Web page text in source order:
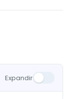
Expandir